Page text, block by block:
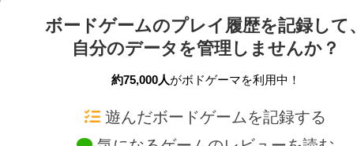
ボードゲームのプレイ履歴を記録して、
自分のデータを管理しませんか？
約75,000人がボドゲーマを利用中！
遊んだボードゲームを記録する